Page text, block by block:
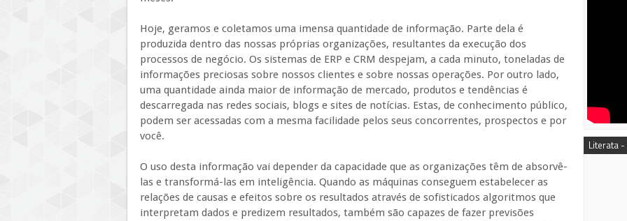
Hoje, geramos e coletamos uma imensa quantidade de informação. Parte dela é
produzida dentro das nossas próprias organizações, resultantes da execução dos
processos de negócio. Os sistemas de ERP e CRM despejam, a cada minuto, toneladas de
informações preciosas sobre nossos clientes e sobre nossas operações. Por outro lado,
uma quantidade ainda maior de informação de mercado, produtos e tendências é
descarregada nas redes sociais, blogs e sites de notícias. Estas, de conhecimento público,
podem ser acessadas com a mesma facilidade pelos seus concorrentes, prospectos e por
você.
O uso desta informação vai depender da capacidade que as organizações têm de absorvê-
las e transformá-las em inteligência. Quando as máquinas conseguem estabelecer as
relações de causas e efeitos sobre os resultados através de sofisticados algoritmos que
interpretam dados e predizem resultados, também são capazes de fazer previsões
Literata